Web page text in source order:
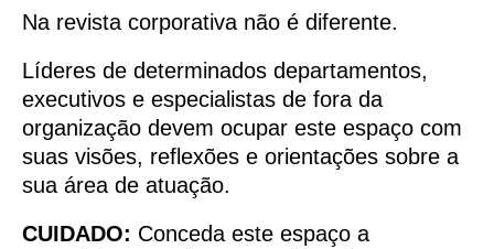
Na revista corporativa não é diferente.
Líderes de determinados departamentos,
executivos e especialistas de fora da
organização devem ocupar este espaço com
suas visões, reflexões e orientações sobre a
sua área de atuação.
CUIDADO: Conceda este espaço a